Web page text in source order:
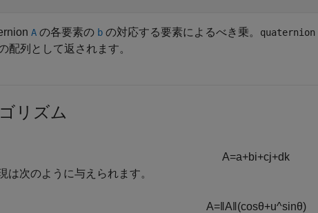
A の各要素の b の対応する要素によるべき乗。 quaternion
配列として返されます。
リズム
A=a+bi+cj+d k
は次のように与えられます。
A=‖ A (cosθ+u^sinθ)